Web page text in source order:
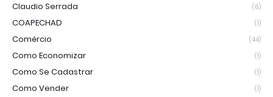
Claudio Serrada (6)
COAPECHAD (1)
Comércio (44)
Como Economizar (1)
Como Se Cadastrar (1)
Como Vender (1)